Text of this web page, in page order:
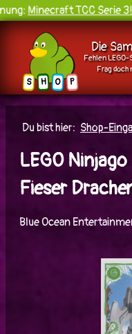
Zum Hauptinhalt springen
Minecraft TCC Serie 3!
S H O P
Die
Fehlen
Frag doch
Du bist hier: Shop-
LEGO
Fieser
Blue Ocean
Bildergalerie